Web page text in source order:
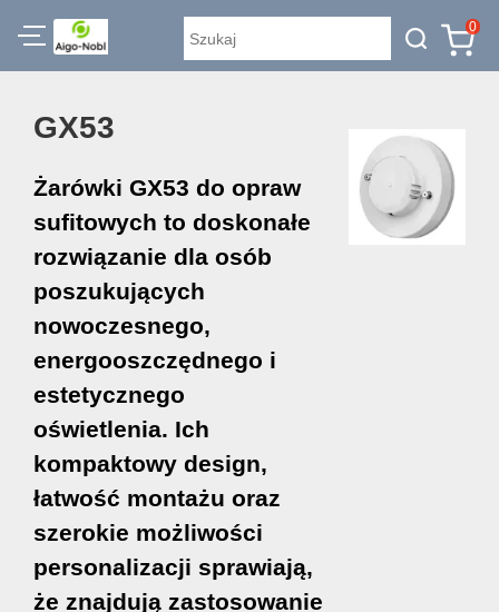
0
GX53
Żarówki GX53 do opraw
sufitowych to doskonałe
rozwiązanie dla osób
poszukujących
nowoczesnego,
energooszczędnego i
estetycznego
oświetlenia. Ich
kompaktowy design,
łatwość montażu oraz
szerokie możliwości
personalizacji sprawiają,
że znajdują zastosowanie